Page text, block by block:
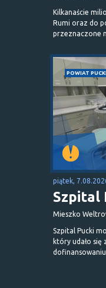
Kilkanaście
Rumi oraz do
przeznaczone
POWIAT
piątek,
Szpital
Mieszko
Szpital Pucki
który udało